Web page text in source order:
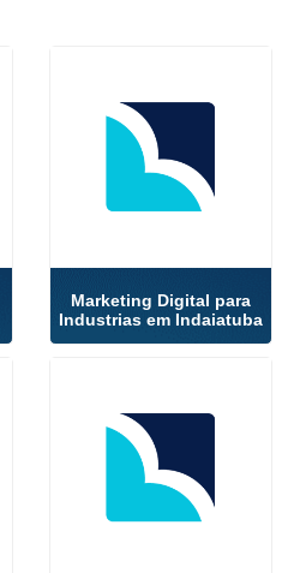
Marketing Digital para
Industrias em Indaiatuba